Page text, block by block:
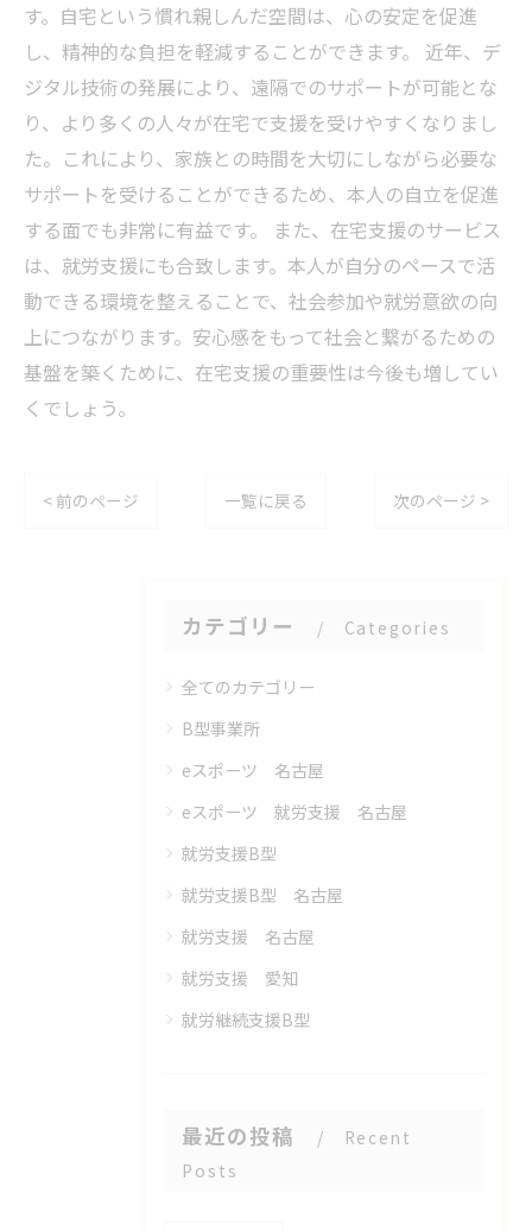
す。自宅という慣れ親しんだ空間は、心の安定を促進
し、精神的な負担を軽減することができます。 近年、デ
ジタル技術の発展により、遠隔でのサポートが可能とな
り、より多くの人々が在宅で支援を受けやすくなりまし
た。これにより、家族との時間を大切にしながら必要な
サポートを受けることができるため、本人の自立を促進
する面でも非常に有益です。 また、在宅支援のサービス
は、就労支援にも合致します。本人が自分のペースで活
動できる環境を整えることで、社会参加や就労意欲の向
上につながります。安心感をもって社会と繋がるための
基盤を築くために、在宅支援の重要性は今後も増してい
くでしょう。
< 前のページ 一覧に戻る 次のページ >
カテゴリー Categories
全てのカテゴリー
B型事業所
eスポーツ 名古屋
eスポーツ 就労支援 名古屋
就労支援B型
就労支援B型 名古屋
就労支援 名古屋
就労支援 愛知
就労継続支援B型
最近の投稿
Recent
Posts